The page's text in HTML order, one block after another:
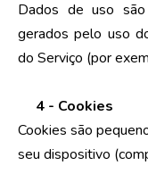
Dados de uso são
gerados pelo uso
do Serviço (por
4 - Cookies
Cookies são
seu dispositivo